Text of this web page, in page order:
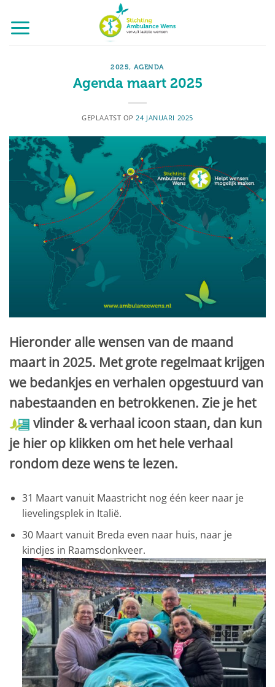
naar
inhoud
2025, AGENDA
Agenda maart 2025
GEPLAATST OP 24 JANUARI 2025
Hieronder alle wensen van de maand
maart in 2025. Met grote regelmaat krijgen
we bedankjes en verhalen opgestuurd van
nabestaanden en betrokkenen. Zie je het
vlinder & verhaal icoon staan, dan kun
je hier op klikken om het hele verhaal
rondom deze wens te lezen.
31 Maart vanuit Maastricht nog één keer naar je
lievelingsplek in Italië.
30 Maart vanuit Breda even naar huis, naar je
kindjes in Raamsdonkveer.